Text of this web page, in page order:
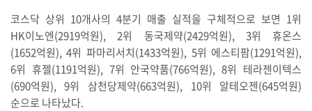
코스닥 상위 10개사의 4분기 매출 실적을 구체적으로 보면 1위
HK이노엔(2919억원), 2위 동국제약(2429억원), 3위 휴온스
(1652억원), 4위 파마리서치(1433억원), 5위 에스티팜(1291억원),
6위 휴젤(1191억원), 7위 안국약품(766억원), 8위 테라젠이텍스
(690억원), 9위 삼천당제약(663억원), 10위 알테오젠(645억원)
순으로 나타났다.